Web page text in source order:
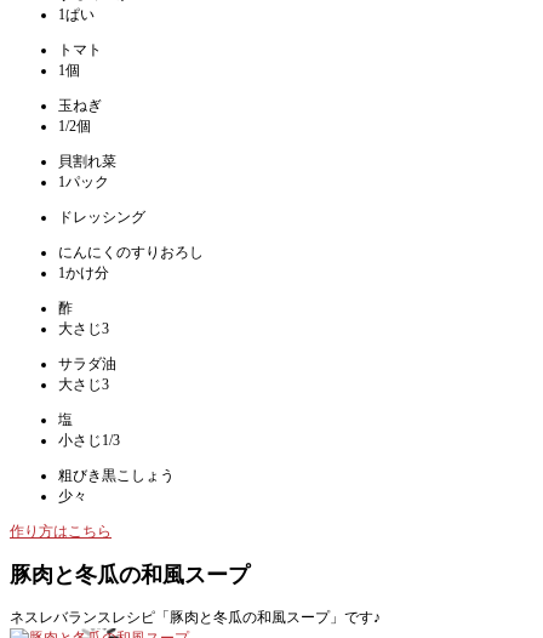
1ぱい
トマト
1個
玉ねぎ
1/2個
貝割れ菜
1パック
ドレッシング
にんにくのすりおろし
1かけ分
酢
大さじ3
サラダ油
大さじ3
塩
小さじ1/3
粗びき黒こしょう
少々
作り方はこちら
豚肉と冬瓜の和風スープ
ネスレバランスレシピ「豚肉と冬瓜の和風スープ」です♪